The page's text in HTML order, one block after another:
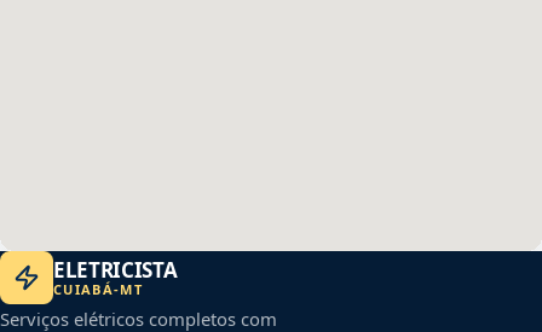
ELETRICISTA
CUIABÁ-MT
Serviços elétricos completos com